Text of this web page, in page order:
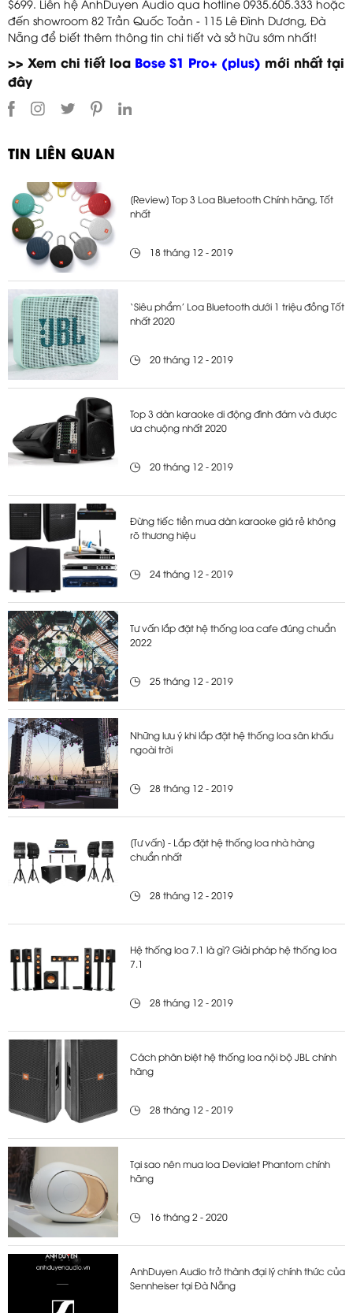
$699. Liên hệ AnhDuyen Audio qua hotline 0935.605.333 hoặc
đến showroom 82 Trần Quốc Toản - 115 Lê Đình Dương, Đà
Nẵng để biết thêm thông tin chi tiết và sở hữu sớm nhất!
>> Xem chi tiết loa Bose S1 Pro+ (plus) mới nhất tại
đây
TIN LIÊN QUAN
[Review] Top 3 Loa Bluetooth Chính hãng, Tốt
nhất
18 tháng 12 - 2019
‘Siêu phẩm’ Loa Bluetooth dưới 1 triệu đồng Tốt
nhất 2020
20 tháng 12 - 2019
Top 3 dàn karaoke di động đình đám và được
ưa chuộng nhất 2020
20 tháng 12 - 2019
Đừng tiếc tiền mua dàn karaoke giá rẻ không
rõ thương hiệu
24 tháng 12 - 2019
Tư vấn lắp đặt hệ thống loa cafe đúng chuẩn
2022
25 tháng 12 - 2019
Những lưu ý khi lắp đặt hệ thống loa sân khấu
ngoài trời
28 tháng 12 - 2019
[Tư vấn] - Lắp đặt hệ thống loa nhà hàng
chuẩn nhất
28 tháng 12 - 2019
Hệ thống loa 7.1 là gì? Giải pháp hệ thống loa
7.1
28 tháng 12 - 2019
Cách phân biệt hệ thống loa nội bộ JBL chính
hãng
28 tháng 12 - 2019
Tại sao nên mua loa Devialet Phantom chính
hãng
16 tháng 2 - 2020
AnhDuyen Audio trở thành đại lý chính thức của
Sennheiser tại Đà Nẵng